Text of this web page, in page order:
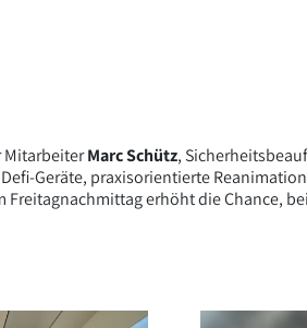
MitarbeiterMarc Schütz,
Geräte, praxisorientierte
Freitagnachmittag erhöht die Chance,